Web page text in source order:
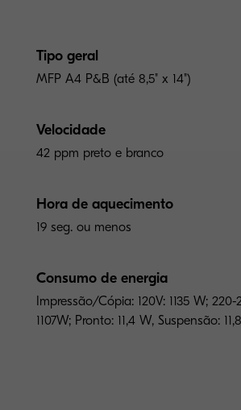
Tipo geral
MFP A4 P&B (até 8,5" x 14")
Velocidade
42 ppm preto e branco
Hora de aquecimento
19 seg. ou menos
Consumo de energia
Impressão/Cópia: 120V: 1135 W; 220-
1107W; Pronto: 11,4 W, Suspensão: